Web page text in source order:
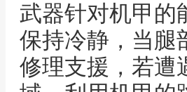
武器针对机甲的
保持冷静，当腿
修理支援，若遭